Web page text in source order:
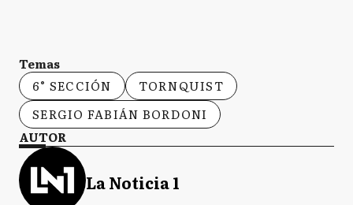
Temas
6° SECCIÓN
TORNQUIST
SERGIO FABIÁN BORDONI
AUTOR
La Noticia 1